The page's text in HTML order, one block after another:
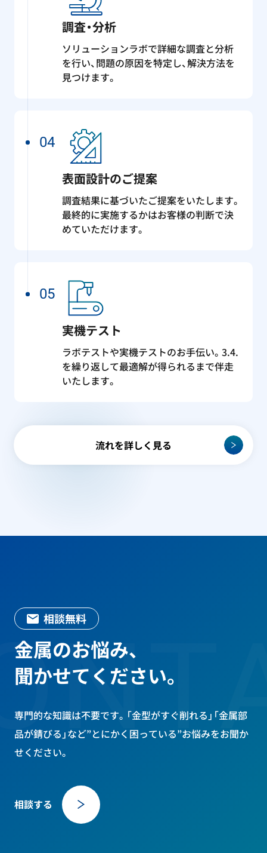
調査・分析
ソリューションラボで詳細な調査と分析
を行い、問題の原因を特定し、解決方法を
見つけます。
04
表面設計のご提案
調査結果に基づいたご提案をいたします。
最終的に実施するかはお客様の判断で決
めていただけます。
05
実機テスト
ラボテストや実機テストのお手伝い。3.4.
を繰り返して最適解が得られるまで伴走
いたします。
流れを詳しく見る
相談無料
金属のお悩み、
聞かせてください。
専門的な知識は不要です。「金型がすぐ削れる」「金属部
品が錆びる」など”とにかく困っている”お悩みをお聞か
せください。
相談する